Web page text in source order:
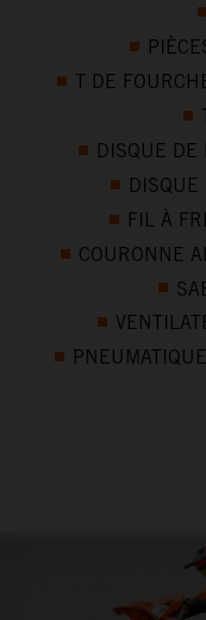
T DE
DISQUE DE
FIL À
COURONNE